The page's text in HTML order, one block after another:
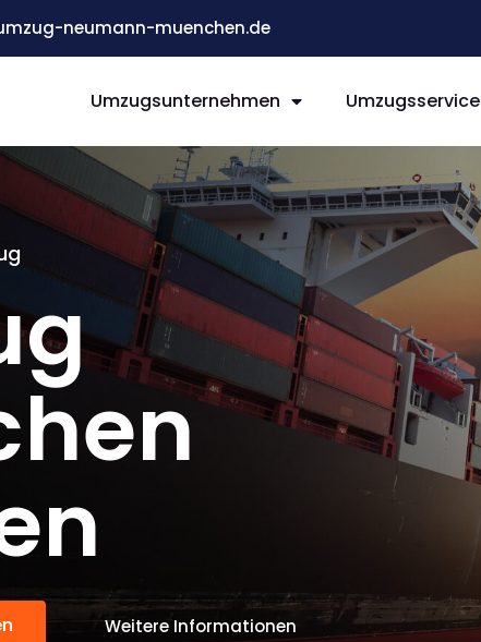
neumann-muenchen.de
Umzugsunternehmen Umzugsservice
Weitere Informationen